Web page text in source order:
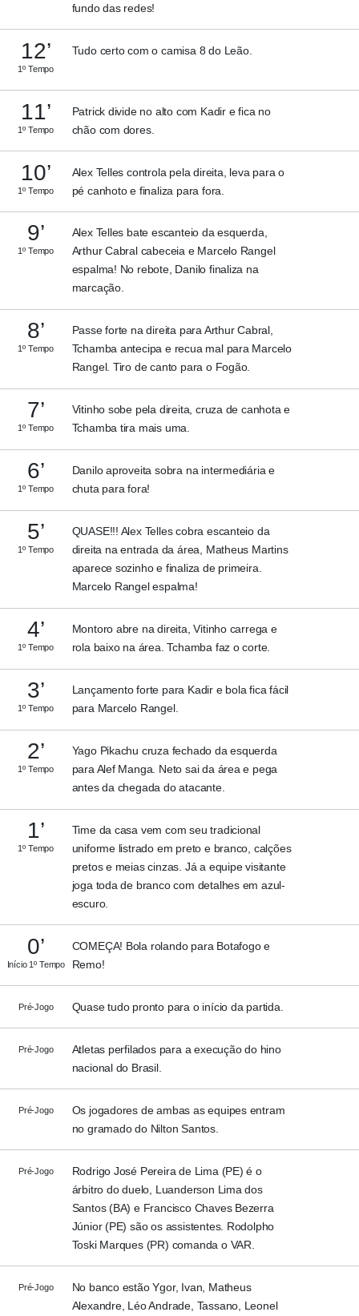
fundo das redes!
12’
1º Tempo
Tudo certo com o camisa 8 do Leão.
11’
1º Tempo
Patrick divide no alto com Kadir e fica no
chão com dores.
10’
1º Tempo
Alex Telles controla pela direita, leva para o
pé canhoto e finaliza para fora.
9’
1º Tempo
Alex Telles bate escanteio da esquerda,
Arthur Cabral cabeceia e Marcelo Rangel
espalma! No rebote, Danilo finaliza na
marcação.
8’
1º Tempo
Passe forte na direita para Arthur Cabral,
Tchamba antecipa e recua mal para Marcelo
Rangel. Tiro de canto para o Fogão.
7’
1º Tempo
Vitinho sobe pela direita, cruza de canhota e
Tchamba tira mais uma.
6’
1º Tempo
Danilo aproveita sobra na intermediária e
chuta para fora!
5’
1º Tempo
QUASE!!! Alex Telles cobra escanteio da
direita na entrada da área, Matheus Martins
aparece sozinho e finaliza de primeira.
Marcelo Rangel espalma!
4’
1º Tempo
Montoro abre na direita, Vitinho carrega e
rola baixo na área. Tchamba faz o corte.
3’
1º Tempo
Lançamento forte para Kadir e bola fica fácil
para Marcelo Rangel.
2’
1º Tempo
Yago Pikachu cruza fechado da esquerda
para Alef Manga. Neto sai da área e pega
antes da chegada do atacante.
1’
1º Tempo
Time da casa vem com seu tradicional
uniforme listrado em preto e branco, calções
pretos e meias cinzas. Já a equipe visitante
joga toda de branco com detalhes em azul-
escuro.
0’
Início 1º Tempo
COMEÇA! Bola rolando para Botafogo e
Remo!
Pré-Jogo Quase tudo pronto para o início da partida.
Pré-Jogo
Atletas perfilados para a execução do hino
nacional do Brasil.
Pré-Jogo
Os jogadores de ambas as equipes entram
no gramado do Nilton Santos.
Pré-Jogo
Rodrigo José Pereira de Lima (PE) é o
árbitro do duelo, Luanderson Lima dos
Santos (BA) e Francisco Chaves Bezerra
Júnior (PE) são os assistentes. Rodolpho
Toski Marques (PR) comanda o VAR.
Pré-Jogo
No banco estão Ygor, Ivan, Matheus
Alexandre, Léo Andrade, Tassano, Leonel